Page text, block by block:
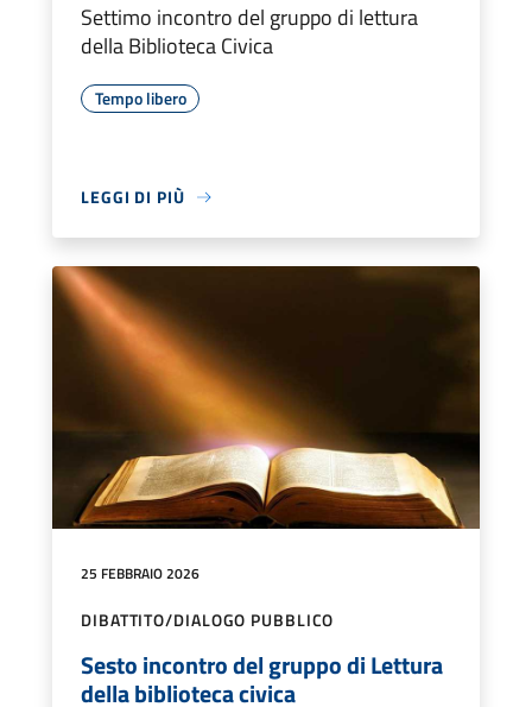
Settimo incontro del gruppo di lettura
della Biblioteca Civica
Tempo libero
LEGGI DI PIÙ
25 FEBBRAIO 2026
DIBATTITO/DIALOGO PUBBLICO
Sesto incontro del gruppo di Lettura
della biblioteca civica